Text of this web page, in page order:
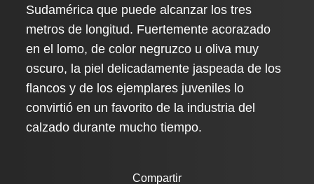
Sudamérica que puede alcanzar los tres
metros de longitud. Fuertemente acorazado
en el lomo, de color negruzco u oliva muy
oscuro, la piel delicadamente jaspeada de los
flancos y de los ejemplares juveniles lo
convirtió en un favorito de la industria del
calzado durante mucho tiempo.
Compartir